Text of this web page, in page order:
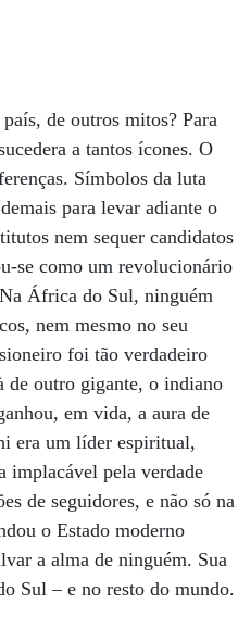
de outros mitos? Para
a tantos ícones. O
Símbolos da luta
para levar adiante o
nem sequer candidatos
se como um revolucionário
África do Sul, ninguém
nem mesmo no seu
foi tão verdadeiro
de outro gigante, o indiano
em vida, a aura de
era um líder espiritual,
implacável pela verdade
de seguidores, e não só na
o Estado moderno
a alma de ninguém. Sua
Sul – e no resto do mundo.